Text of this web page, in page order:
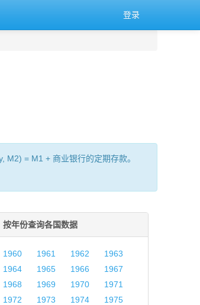
登录
= M1 + 商业银行的定期存款。
按年份查询各国数据
1960 1961 1962
1963
1964
1965 1966
1967
1968
1969 1970
1971
1972
1973 1974
1975